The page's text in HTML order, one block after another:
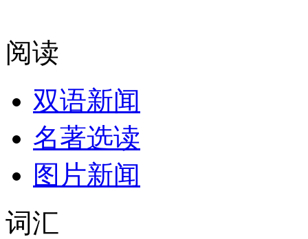
阅读
双语新闻
名著选读
图片新闻
词汇